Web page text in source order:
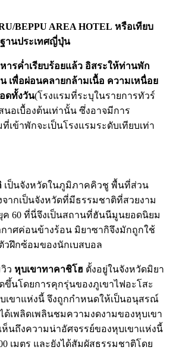
BEPPU AREA HOTEL หรือเทียบ
านประเทศญี่ปุ่น
ารค่ำเรียบร้อยแล้ว อิสระให้ท่านพัก
เพื่อผ่อนคลายกล้ามเนื้อ ความเหนื่อย
ดทั้งวัน(โรงแรมที่ระบุในรายการทัวร์
นอเบื้องต้นเท่านั้น ซึ่งอาจมีการ
เข้าพักจะเป็นโรงแรมระดับเทียบเท่า
เป็นจังหวัดในภูมิภาคคิวชู พื้นที่ส่วน
จากเป็นจังหวัดที่มีธรรมชาติที่สวยงาม
ค 60 ที่นี่จึงเป็นสถานที่ฮันนีมูนยอดนิยม
าศค่อนข้างร้อน มิยาซากิจึงมักถูกใช้
วฝึกซ้อมของนักเบสบอล
ว หุบเขาทาคาชิโฮ ตั้งอยู่ในจังหวัดมิยา
ขึ้นโดยการคุกรุ่นของภูเขาไฟอะโสะ
เขาแห่งนี้ จึงถูกกำหนดให้เป็นอนุสรณ์
เพลิดเพลินชมความงดงามของหุบเขา
ห็นถึงความน่าอัศจรรย์ของหุบเขาแห่งนี้
เมตร และยังได้สัมผัสธรรมชาติโดย